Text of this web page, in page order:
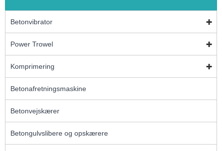
Betonvibrator
Power Trowel
Komprimering
Betonafretningsmaskine
Betonvejskærer
Betongulvslibere og opskærere